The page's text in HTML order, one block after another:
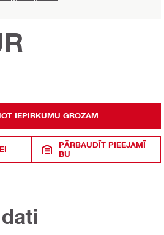
IEPIRKUMU GROZAM
PĀRBAUDĪT PIEEJAMĪ
BU